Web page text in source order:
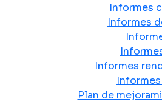
Informes
Informes
Informes
Plan de